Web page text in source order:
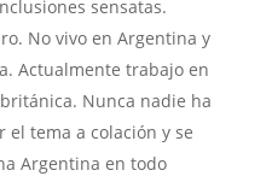
sensatas.
No vivo en Argentina y
Actualmente trabajo en
Nunca nadie ha
tema a colación y se
Argentina en todo